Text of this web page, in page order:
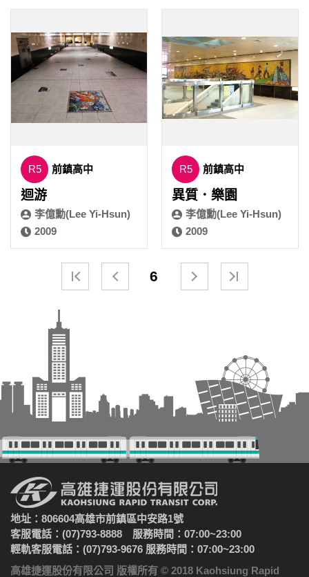
R5 前鎮高中
迴游
李億勳(Lee Yi-Hsun)
2009
R5 前鎮高中
異質．樂園
李億勳(Lee Yi-Hsun)
2009
6
地址：806604高雄市前鎮區中安路1號
客服電話：(07)793-8888 服務時間：07:00~23:00
輕軌客服電話：(07)793-9676 服務時間：07:00~23:00
高雄捷運股份有限公司 版權所有 © 2018 Kaohsiung Rapid